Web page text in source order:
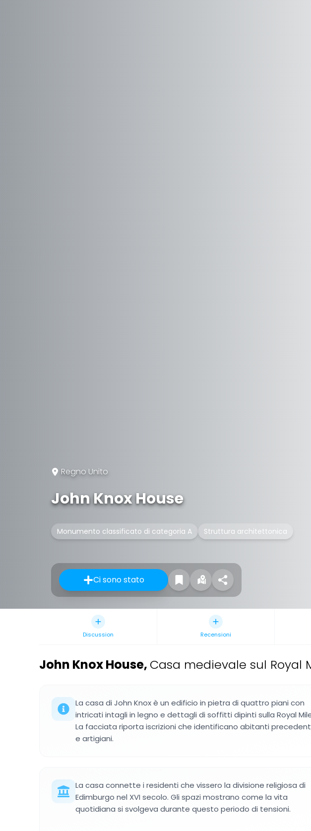
Regno Unito
John Knox House
Monumento classificato di categoria A Struttura architettonica
Ci sono stato
Discussion Recensioni
John Knox House, Casa medievale sul Royal
La casa di John Knox è un edificio in pietra di quattro piani con
intricati intagli in legno e dettagli di soffitti dipinti sulla Royal
La facciata riporta iscrizioni che identificano abitanti
e artigiani.
La casa connette i residenti che vissero la divisione religiosa di
Edimburgo nel XVI secolo. Gli spazi mostrano come la vita
quotidiana si svolgeva durante questo periodo di tensioni.